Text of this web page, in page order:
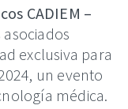
CADIEM –
exclusiva para
un evento
médica.